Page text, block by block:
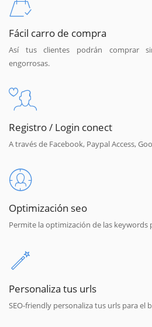
Fácil carro de compra
Así tus clientes podrán comprar
engorrosas.
Registro / Login conect
A través de Facebook, Paypal Access,
Optimización seo
Permite la optimización de las
Personaliza tus urls
SEO-friendly personaliza tus urls para el